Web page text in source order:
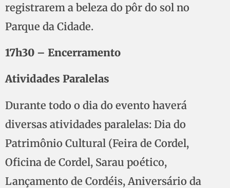
registrarem a beleza do pôr do sol no
Parque da Cidade.
17h30 – Encerramento
Atividades Paralelas
Durante todo o dia do evento haverá
diversas atividades paralelas: Dia do
Patrimônio Cultural (Feira de Cordel,
Oficina de Cordel, Sarau poético,
Lançamento de Cordéis, Aniversário da